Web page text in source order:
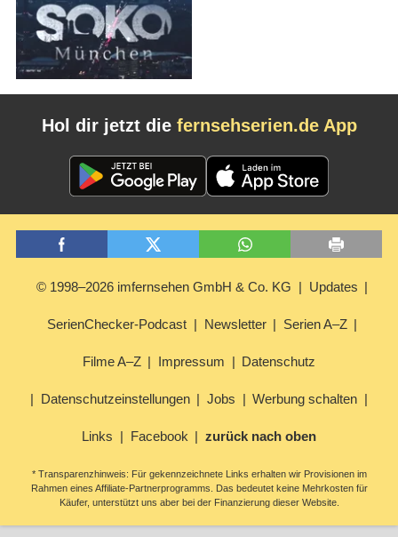
Hol dir jetzt die fernsehserien.de App
© 1998–2026 imfernsehen GmbH & Co. KG Updates
SerienChecker-Podcast Newsletter Serien A–Z
Filme A–Z Impressum Datenschutz
Datenschutzeinstellungen Jobs Werbung schalten
Links Facebook zurück nach oben
* Transparenzhinweis: Für gekennzeichnete Links erhalten wir Provisionen im
Rahmen eines Affiliate-Partnerprogramms. Das bedeutet keine Mehrkosten für
Käufer, unterstützt uns aber bei der Finanzierung dieser Website.